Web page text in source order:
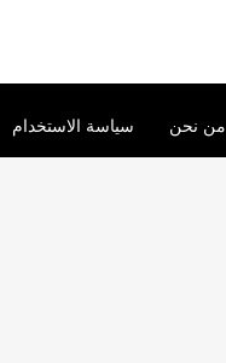
من نحن سياسة الاستخدام